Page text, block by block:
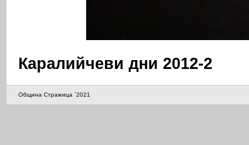
Каралийчеви дни 2012-2
Община Стражица `2021